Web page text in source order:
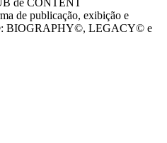
de publicação, exibição e
BIOGRAPHY©, LEGACY© e